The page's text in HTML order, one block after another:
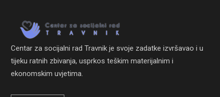
Centar za socijalni rad Travnik je svoje zadatke izvršavao i u
tijeku ratnih zbivanja, usprkos teškim materijalnim i
ekonomskim uvjetima.